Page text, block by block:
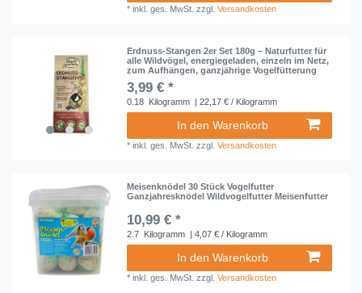
*inkl. ges. MwSt. zzgl.Versandkosten
Erdnuss-Stangen 2er Set 180g – Naturfutter für
alle Wildvögel, energiegeladen, einzeln im Netz,
zum Aufhängen, ganzjährige Vogelfütterung
3,99 € *
0.18 Kilogramm | 22,17 € / Kilogramm
In den Warenkorb
*inkl. ges. MwSt. zzgl.Versandkosten
Meisenknödel 30 Stück Vogelfutter
Ganzjahresknödel Wildvogelfutter Meisenfutter
10,99 € *
2.7 Kilogramm | 4,07 € / Kilogramm
In den Warenkorb
*inkl. ges. MwSt. zzgl.Versandkosten